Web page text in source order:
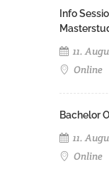
Info
11.
Online
Bachelor
11.
Online